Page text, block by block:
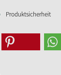
Produktsicherheit